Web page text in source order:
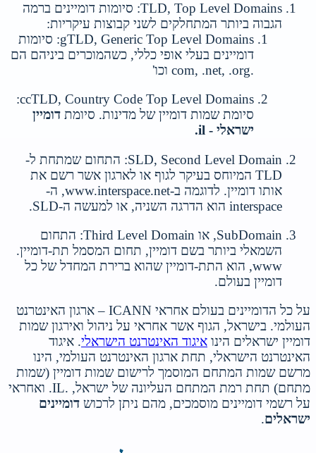
TLD, Top Level Domains: סיומות דומיינים ברמה
הגבוה ביותר המתחלקים לשני קבוצות עיקריות:
gTLD, Generic Top Level Domains: סיומות
דומיינים בעלי אופי כללי, כשהמוכרים ביניהם הם
.com, .net, .org וכו'
ccTLD, Country Code Top Level Domains:
סיומת שמות דומיין של מדינות. סיומת דומיין
ישראלי - il.
SLD, Second Level Domain: התחום שמתחת ל-
TLD המיוחס בעיקר לגוף או לארגון אשר רשם את
אותו דומיין. לדוגמה ב-www.interspace.net, ה-
interspace הוא הדרגה השניה, או למעשה ה-SLD.
SubDomain, או Third Level Domain: התחום
השמאלי ביותר בשם דומיין, תחום המסמל תת-דומיין.
www, הוא התת-דומיין שהוא ברירת המחדל של כל
דומיין בעולם.
על כל הדומיינים בעולם אחראי ICANN – ארגון האינטרנט
העולמי. בישראל, הגוף אשר אחראי על ניהול ואירגון שמות
דומיין ישראלים הינו איגוד האינטרנט הישראלי. איגוד
האינטרנט הישראלי, תחת ארגון האינטרנט העולמי, הינו
מרשם שמות המתחם המוסמך לרישום שמות דומיין (שמות
מתחם) תחת רמת המתחם העליונה של ישראל, .IL. ואחראי
על רשמי דומיינים מוסמכים, מהם ניתן לרכוש דומיינים
ישראלים.